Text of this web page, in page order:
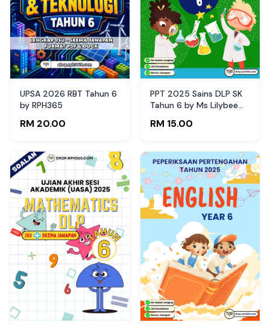
UPSA 2026 RBT Tahun 6
by RPH365
RM 20.00
PPT 2025 Sains DLP SK
Tahun 6 by Ms Lilybee
RM 15.00